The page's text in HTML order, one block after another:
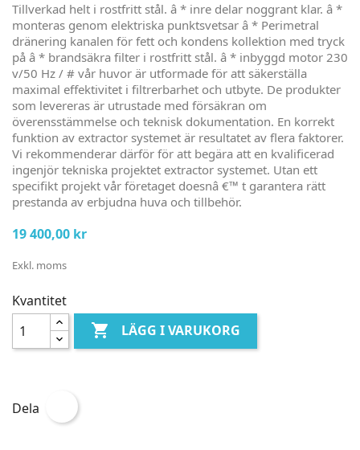
Tillverkad helt i rostfritt stål. â * inre delar noggrant klar. â *
monteras genom elektriska punktsvetsar â * Perimetral
dränering kanalen för fett och kondens kollektion med tryck
på â * brandsäkra filter i rostfritt stål. â * inbyggd motor 230
v/50 Hz / # vår huvor är utformade för att säkerställa
maximal effektivitet i filtrerbarhet och utbyte. De produkter
som levereras är utrustade med försäkran om
överensstämmelse och teknisk dokumentation. En korrekt
funktion av extractor systemet är resultatet av flera faktorer.
Vi rekommenderar därför för att begära att en kvalificerad
ingenjör tekniska projektet extractor systemet. Utan ett
specifikt projekt vår företaget doesnâ €™ t garantera rätt
prestanda av erbjudna huva och tillbehör.
19 400,00 kr
Exkl. moms
Kvantitet
 LÄGG I VARUKORG
Dela